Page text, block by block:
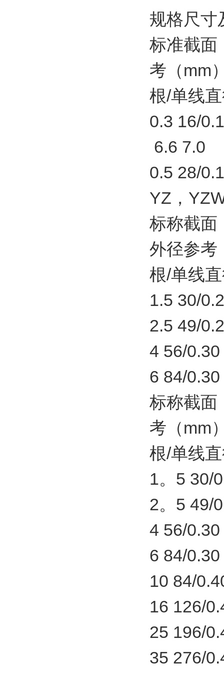
规格尺寸
标准截面
考（mm
根/单线
0.3 16/
6.6 7.0
0.5 28/
YZ，
标称截面
外径参考
根/单线
1.5 30/
2.5 49/
4 56/
6 84/
标称截面
考（mm
根/单线
1。5 30/
2。5 49/
4 56/
6 84/
10 84/
16 126/
25 196/
35 276/